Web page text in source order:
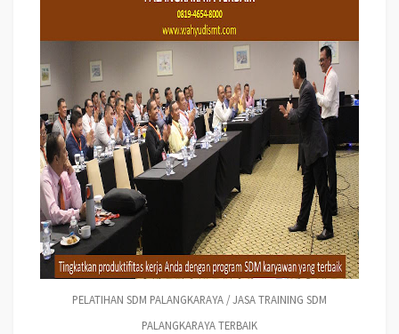
PELATIHAN SDM PALANGKARAYA / JASA TRAINING SDM
PALANGKARAYA TERBAIK